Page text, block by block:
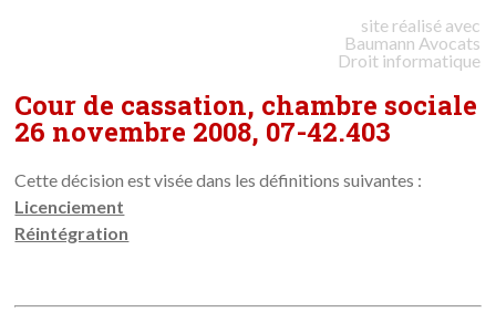
site réalisé avec
Baumann Avocats
Droit informatique
Cour de cassation, chambre sociale
26 novembre 2008, 07-42.403
Cette décision est visée dans les définitions suivantes :
Licenciement
Réintégration